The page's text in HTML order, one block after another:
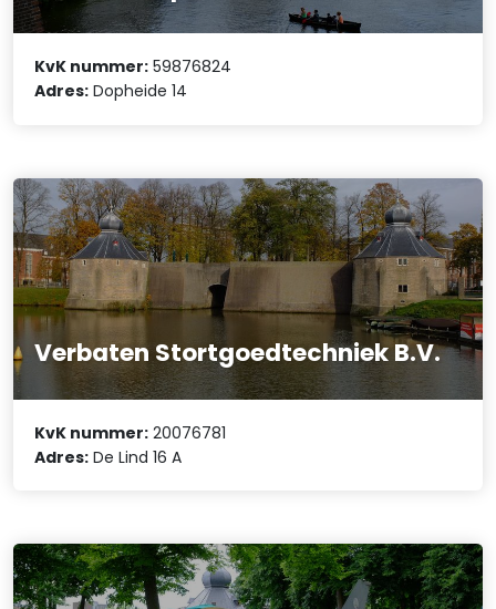
KvK nummer: 59876824
Adres: Dopheide 14
Verbaten Stortgoedtechniek B.V.
KvK nummer: 20076781
Adres: De Lind 16 A